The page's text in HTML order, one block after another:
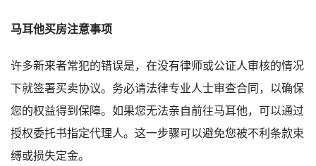
马耳他买房注意事项
许多新来者常犯的错误是，在没有律师或公证人审核的情况
下就签署买卖协议。务必请法律专业人士审查合同，以确保
您的权益得到保障。如果您无法亲自前往马耳他，可以通过
授权委托书指定代理人。这一步骤可以避免您被不利条款束
缚或损失定金。